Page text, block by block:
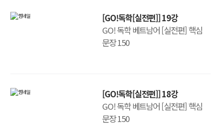
[GO!독학[실전편]] 19강
GO! 독학 베트남어 [실전편] 핵심
문장 150
[GO!독학[실전편]] 18강
GO! 독학 베트남어 [실전편] 핵심
문장 150